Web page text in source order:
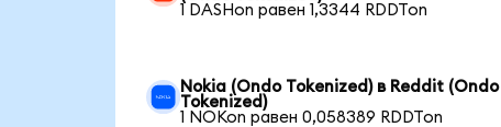
1 DASHon равен 1,3344 RDDTon
Nokia (Ondo Tokenized) в Reddit (Ondo
Tokenized)
1 NOKon равен 0,058389 RDDTon